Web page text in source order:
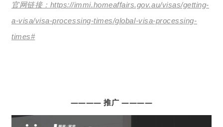
官网链接：https://immi.homeaffairs.gov.au/visas/getting-
a-visa/visa-processing-times/global-visa-processing-
times#
———— 推广 ————